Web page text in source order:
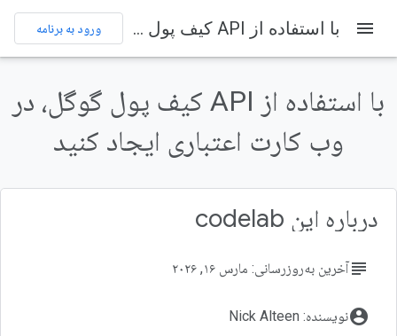
نمای کلی
درباره این آزمایشگاه کد
پیش‌نیازها
menu با استفاده از API کیف پول گوگل، در وب کارت اعتباری ایجاد کنید ورود به برنامه
با استفاده از API کیف پول گوگل، در
وب کارت اعتباری ایجاد کنید
درباره این codelab
subjectآخرین به‌روزرسانی: مارس ۱۶, ۲۰۲۶
account_circleنویسنده: Nick Alteen